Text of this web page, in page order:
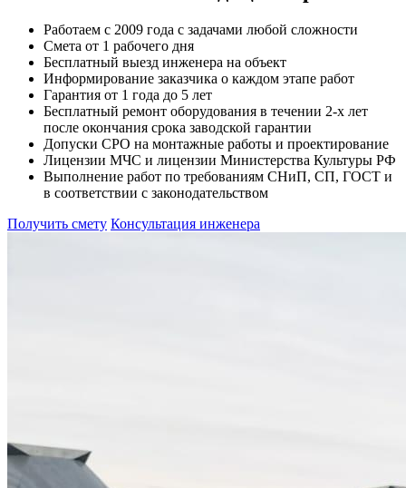
Работаем с 2009 года с задачами любой сложности
Смета от 1 рабочего дня
Бесплатный выезд инженера на объект
Информирование заказчика о каждом этапе работ
Гарантия от 1 года до 5 лет
Бесплатный ремонт оборудования в течении 2-х лет
после окончания срока заводской гарантии
Допуски СРО на монтажные работы и проектирование
Лицензии МЧС и лицензии Министерства Культуры РФ
Выполнение работ по требованиям СНиП, СП, ГОСТ и
в соответствии с законодательством
Получить смету Консультация инженера